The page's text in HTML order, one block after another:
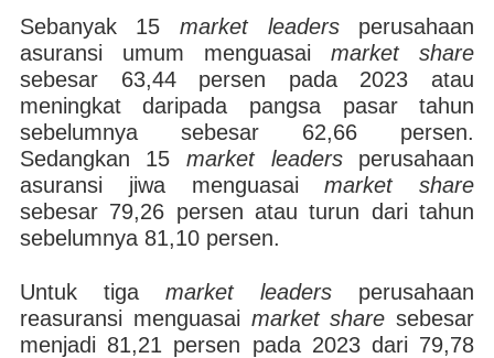
Sebanyak 15 market leadersperusahaan
asuransi umum menguasaimarket share
sebesar 63,44 persen pada 2023 atau
meningkat daripada pangsa pasar tahun
sebelumnya sebesar 62,66 persen.
Sedangkan 15 market leadersperusahaan
asuransi jiwa menguasaimarket share
sebesar 79,26 persen atau turun dari tahun
sebelumnya 81,10 persen.
Untuk tiga market leaders perusahaan
reasuransi menguasai market share sebesar
menjadi 81,21 persen pada 2023 dari 79,78